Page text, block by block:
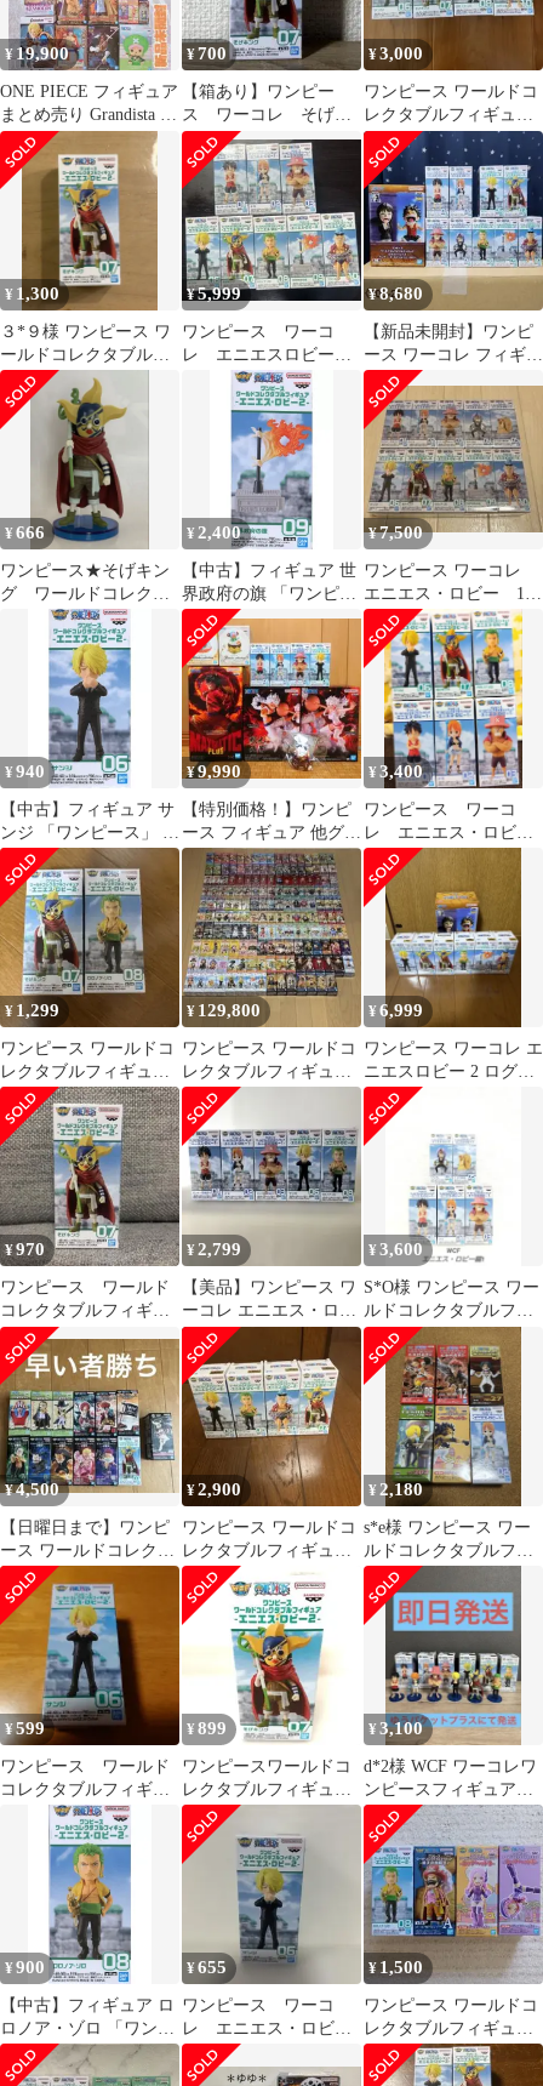
¥ 19,900
ONE PIECE フィギュア
まとめ売り Grandista 新
品【27点】
¥700
【箱あり】ワンピー
ス ワーコレ そげキ
ング
¥3,000
ワンピース ワールドコ
レクタブルフィギュア
エニエス・ロビー2 4種
¥ 1,300
３*９様 ワンピース ワ
ールドコレクタブルフ
ィギュア そげキング
¥5,999
ワンピース ワーコ
レ エニエスロビー１
＆2 麦わらの一味セッ
¥8,680
【新品未開封】ワンピ
ース ワーコレ フィギュ
ア 10点セット（エニエ
ス・ロビー
¥666
ワンピース★そげキン
グ ワールドコレクタ
ブルフィギュア エニエ
ス・ロビー2
¥ 2,400
【中古】フィギュア 世
界政府の旗 「ワンピー
ス」 ワールドコレクタ
ブルフィギュア -エニ
エス・ロビー2-
¥7,500
ワンピース ワーコレ
エニエス・ロビー 10
体セット
¥940
【中古】フィギュア サ
ンジ 「ワンピース」 ワ
ールドコレクタブルフ
ィギュア -エニエス・
ロビー2-
¥9,990
【特別価格！】ワンピ
ース フィギュア 他グッ
ズセット！
¥3,400
ワンピース ワーコ
レ エニエス・ロビ
ー 6個セット
¥ 1,299
ワンピース ワールドコ
レクタブルフィギュア
エニエス・ロビー2 2種
¥ 129,800
ワンピース ワールドコ
レクタブルフィギュア
ワーコレ 168体 まとめ
売り
¥6,999
ワンピース ワーコレ エ
ニエスロビー 2 ログス
トーリーズ
¥970
ワンピース ワールド
コレクタブルフィギュ
ア エニエス・ロビー2
そげキング07
¥2,799
【美品】ワンピース ワ
ーコレ エニエス・ロビ
ー編 5体まとめ売り 麦
わらの一味
¥3,600
S*O様 ワンピース ワー
ルドコレクタブルフィ
ギュア エニエス・ロビ
ー1 全5種
¥4,500
【日曜日まで】ワンピ
ース ワールドコレクタ
ブルフィギュアセット
おまけ付き
¥2,900
ワンピース ワールドコ
レクタブルフィギュア
エニエスロビー4種
¥ 2,180
s*e様 ワンピース ワー
ルドコレクタブルフィ
ギュア ワーコレ まとめ
売り
¥599
ワンピース ワールド
コレクタブルフィギュ
ア エニエス・ロビー
2 サンジ06
¥ 899
ワンピースワールドコ
レクタブルフィギュア
エニエス・ロビー2 そ
げキング
¥3,100
d*2様 WCF ワーコレワ
ンピースフィギュア
エニエスロビー6体セッ
ト
¥900
【中古】フィギュア ロ
ロノア・ゾロ 「ワンピ
ース」 ワールドコレク
タブルフィギュア -エ
¥655
ワンピース ワーコ
レ エニエス・ロビー2
サンジ
¥ 1,500
ワンピース ワールドコ
レクタブルフィギュア
4種セット